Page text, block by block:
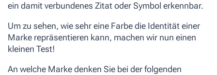
ein damit verbundenes Zitat oder Symbol erkennbar.
Um zu sehen, wie sehr eine Farbe die Identität einer
Marke repräsentieren kann, machen wir nun einen
kleinen Test!
An welche Marke denken Sie bei der folgenden